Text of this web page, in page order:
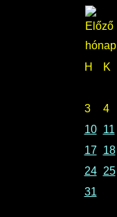
H K
3
4
10
11
17
18
24
25
31